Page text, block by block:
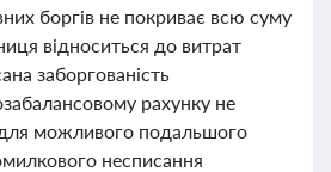
боргів не покриває всю суму
відноситься до витрат
заборгованість
рахунку не
можливого подальшого
несписання